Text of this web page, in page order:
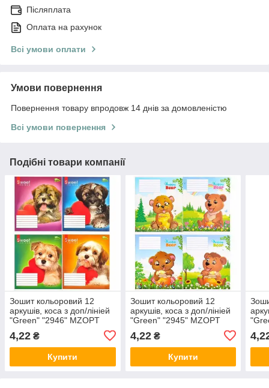
Післяплата
Оплата на рахунок
Всі умови оплати
Умови повернення
Повернення товару впродовж 14 днів за домовленістю
Всі умови повернення
Подібні товари компанії
Зошит кольоровий 12
аркушів, коса з доп/лініей
"Green" "2946" MZOPT
4,22 ₴
Купити
Зошит кольоровий 12
аркушів, коса з доп/лініей
"Green" "2945" MZOPT
4,22₴
Купити